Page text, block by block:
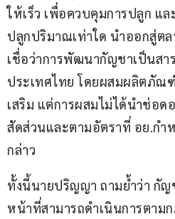
ให้เร็ว เพื่อควบคุมการปลูก แ
ปลูกปริมาณเท่าใด นำออกสู่ต
เชื่อว่าการพัฒนากัญชาเป็นสา
ประเทศไทย โดยผสมผลิตภัณฑ์
เสริม แต่การผสมไม่ได้นำช่อด
สัดส่วนและตามอัตราที่ อย.กำ
กล่าว
ทั้งนี้นายปริญญา ถามย้ำว่า กัญ
หน้าที่สามารถดำเนินการตา